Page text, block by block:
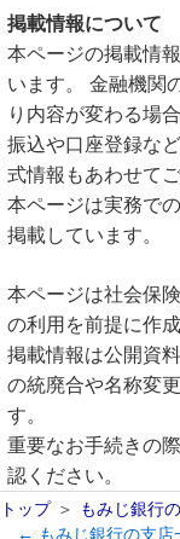
掲載情報について
本ページの掲載情
います。 金融機関
り内容が変わる場
振込や口座登録な
式情報もあわせて
本ページは実務で
掲載しています。
本ページは社会保
の利用を前提に作
掲載情報は公開資
の統廃合や名称変
す。
重要なお手続きの
認ください。
トップ もみじ銀行
← もみじ銀行の支店